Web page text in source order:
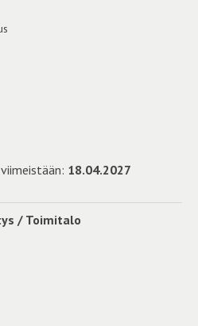
18.04.2027
/ Toimitalo